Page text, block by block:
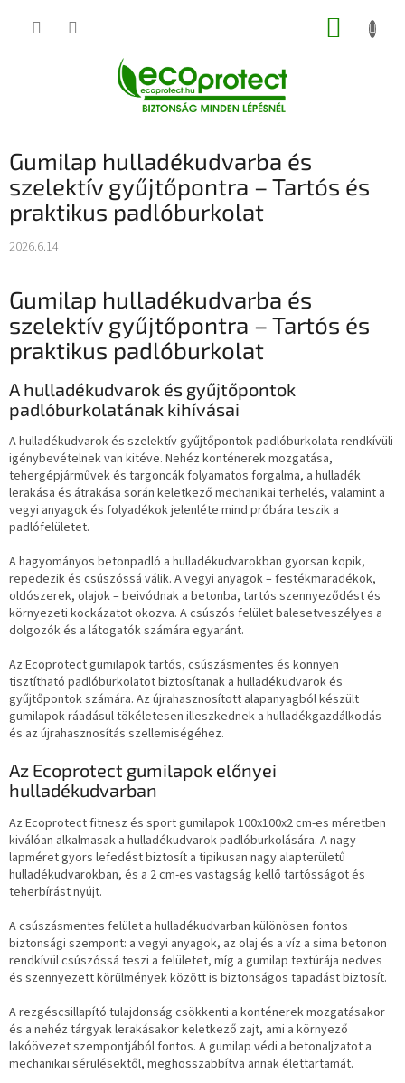
KOSÁR
Gumilap hulladékudvarba és
szelektív gyűjtőpontra – Tartós és
praktikus padlóburkolat
2026.6.14
Gumilap hulladékudvarba és
szelektív gyűjtőpontra – Tartós és
praktikus padlóburkolat
A hulladékudvarok és gyűjtőpontok
padlóburkolatának kihívásai
A hulladékudvarok és szelektív gyűjtőpontok padlóburkolata rendkívüli
igénybevételnek van kitéve. Nehéz konténerek mozgatása,
tehergépjárművek és targoncák folyamatos forgalma, a hulladék
lerakása és átrakása során keletkező mechanikai terhelés, valamint a
vegyi anyagok és folyadékok jelenléte mind próbára teszik a
padlófelületet.
A hagyományos betonpadló a hulladékudvarokban gyorsan kopik,
repedezik és csúszóssá válik. A vegyi anyagok – festékmaradékok,
oldószerek, olajok – beivódnak a betonba, tartós szennyeződést és
környezeti kockázatot okozva. A csúszós felület balesetveszélyes a
dolgozók és a látogatók számára egyaránt.
Az Ecoprotect gumilapok tartós, csúszásmentes és könnyen
tisztítható padlóburkolatot biztosítanak a hulladékudvarok és
gyűjtőpontok számára. Az újrahasznosított alapanyagból készült
gumilapok ráadásul tökéletesen illeszkednek a hulladékgazdálkodás
és az újrahasznosítás szellemiségéhez.
Az Ecoprotect gumilapok előnyei
hulladékudvarban
Az Ecoprotect fitnesz és sport gumilapok 100x100x2 cm-es méretben
kiválóan alkalmasak a hulladékudvarok padlóburkolására. A nagy
lapméret gyors lefedést biztosít a tipikusan nagy alapterületű
hulladékudvarokban, és a 2 cm-es vastagság kellő tartósságot és
teherbírást nyújt.
A csúszásmentes felület a hulladékudvarban különösen fontos
biztonsági szempont: a vegyi anyagok, az olaj és a víz a sima betonon
rendkívül csúszóssá teszi a felületet, míg a gumilap textúrája nedves
és szennyezett körülmények között is biztonságos tapadást biztosít.
A rezgéscsillapító tulajdonság csökkenti a konténerek mozgatásakor
és a nehéz tárgyak lerakásakor keletkező zajt, ami a környező
lakóövezet szempontjából fontos. A gumilap védi a betonaljzatot a
mechanikai sérülésektől, meghosszabbítva annak élettartamát.